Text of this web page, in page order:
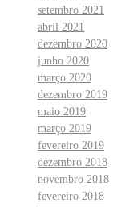
setembro 2021
abril 2021
dezembro 2020
junho 2020
março 2020
dezembro 2019
maio 2019
março 2019
fevereiro 2019
dezembro 2018
novembro 2018
fevereiro 2018